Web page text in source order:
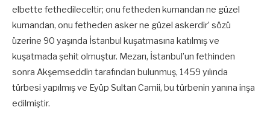
elbette fethedileceltir; onu fetheden kumandan ne güzel
kumandan, onu fetheden asker ne güzel askerdir’ sözü
üzerine 90 yaşında İstanbul kuşatmasına katılmış ve
kuşatmada şehit olmuştur. Mezarı, İstanbul’un fethinden
sonra Akşemseddin tarafından bulunmuş, 1459 yılında
türbesi yapılmış ve Eyüp Sultan Camii, bu türbenin yanına inşa
edilmiştir.